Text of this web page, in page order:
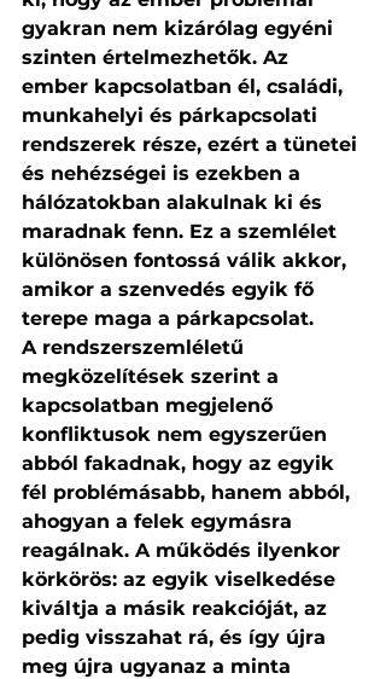
gyakran nem kizárólag egyéni
szinten értelmezhetők. Az
ember kapcsolatban él, családi,
munkahelyi és párkapcsolati
rendszerek része, ezért a tünetei
és nehézségei is ezekben a
hálózatokban alakulnak ki és
maradnak fenn. Ez a szemlélet
különösen fontossá válik akkor,
amikor a szenvedés egyik fő
terepe maga a párkapcsolat.
A rendszerszemléletű
megközelítések szerint a
kapcsolatban megjelenő
konfliktusok nem egyszerűen
abból fakadnak, hogy az egyik
fél problémásabb, hanem abból,
ahogyan a felek egymásra
reagálnak. A működés ilyenkor
körkörös: az egyik viselkedése
kiváltja a másik reakcióját, az
pedig visszahat rá, és így újra
meg újra ugyanaz a minta